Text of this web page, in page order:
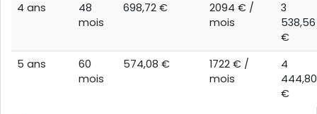
4 ans
48
mois
698,72 €
2094 € /
mois
3
538,56
€
5 ans
60
mois
574,08 €
1722 € /
mois
4
444,80
€